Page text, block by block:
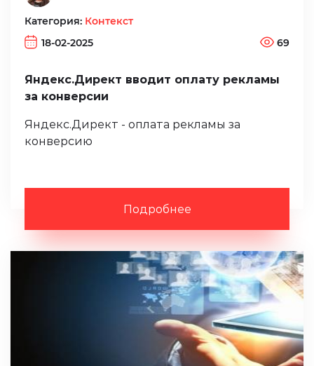
Категория: Контекст
18-02-2025
69
Яндекс.Директ вводит оплату рекламы
за конверсии
Яндекс.Директ - оплата рекламы за
конверсию
Подробнее